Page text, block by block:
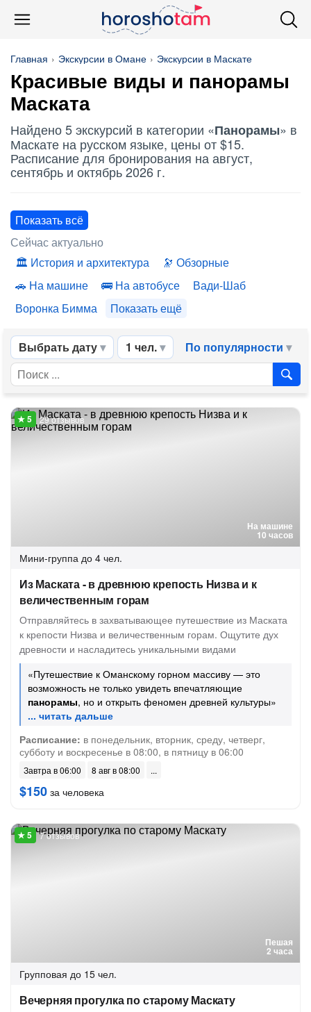
Главная Экскурсии в Омане Экскурсии в Маскате
Красивые виды и панорамы
Маската
Найдено 5 экскурсий в категории «Панорамы» в
Маскате на русском языке, цены от $15.
Расписание для бронирования на август,
сентябрь и октябрь 2026 г.
Показать всё
Сейчас актуально
История и архитектура
Обзорные
На машине
На автобусе
Вади-Шаб
Воронка Бимма
Показать ещё
Выбрать дату 1 чел. По популярности
На машине
10 часов
29 отзывов
Мини-группа до 4 чел.
Из Маската - в древнюю крепость Низва и к
величественным горам
Отправляйтесь в захватывающее путешествие из Маската
к крепости Низва и величественным горам. Ощутите дух
древности и насладитесь уникальными видами
«Путешествие к Оманскому горном массиву — это
возможность не только увидеть впечатляющие
панорамы, но и открыть феномен древней культуры»
Расписание: в понедельник, вторник, среду, четверг,
субботу и воскресенье в 08:00, в пятницу в 06:00
Завтра в 06:00 8 авг в 08:00
$150 за человека
Пешая
2 часа
7 отзывов
Групповая до 15 чел.
Вечерняя прогулка по старому Маскату